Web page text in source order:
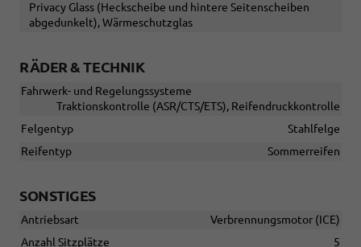
Privacy Glass (Heckscheibe und hintere Seitenscheiben
abgedunkelt), Wärmeschutzglas
RÄDER & TECHNIK
Fahrwerk- und Regelungssysteme
Traktionskontrolle (ASR/CTS/ETS), Reifendruckkontrolle
Felgentyp
Stahlfelge
Reifentyp
Sommerreifen
SONSTIGES
Antriebsart
Verbrennungsmotor (ICE)
Anzahl Sitzplätze
5